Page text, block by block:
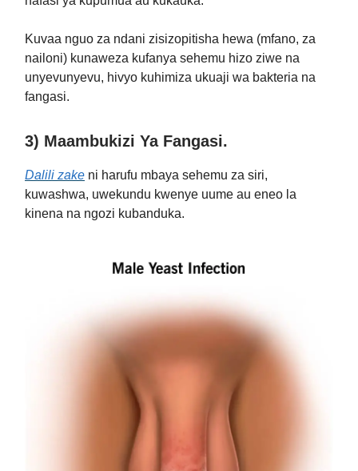
Kuvaa nguo za ndani zisizopitisha hewa (mfano, za
nailoni) kunaweza kufanya sehemu hizo ziwe na
unyevunyevu, hivyo kuhimiza ukuaji wa bakteria na
fangasi.
3) Maambukizi Ya Fangasi.
Dalili zake ni harufu mbaya sehemu za siri,
kuwashwa, uwekundu kwenye uume au eneo la
kinena na ngozi kubanduka.